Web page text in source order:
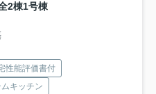
2棟1号棟
性能評価書付
キッチン